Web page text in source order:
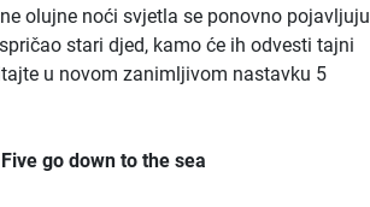
olujne noći svjetla se ponovno pojavljuju
stari djed, kamo će ih odvesti tajni
u novom zanimljivom nastavku 5
go down to the sea